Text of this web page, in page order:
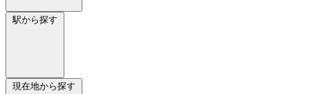
駅から探す
現在地から探す